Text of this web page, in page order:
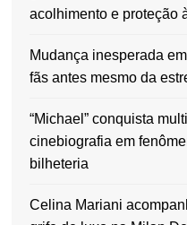
acolhimento e proteção
Mudança inesperada
fãs antes mesmo da
“Michael” conquista
cinebiografia em
bilheteria
Celina Mariani